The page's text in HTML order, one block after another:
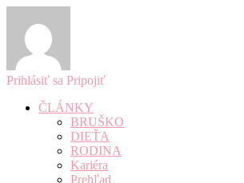
Prihlásiť sa Pripojiť
ČLÁNKY
BRUŠKO
DIEŤA
RODINA
Kariéra
Prehľad